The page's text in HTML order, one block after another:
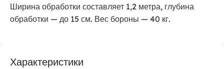
Ширина обработки составляет 1,2 метра, глубина
обработки — до 15 см. Вес бороны — 40 кг.
Характеристики